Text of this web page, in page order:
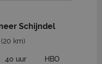
Schijndel
(20 km)
40 uur HBO